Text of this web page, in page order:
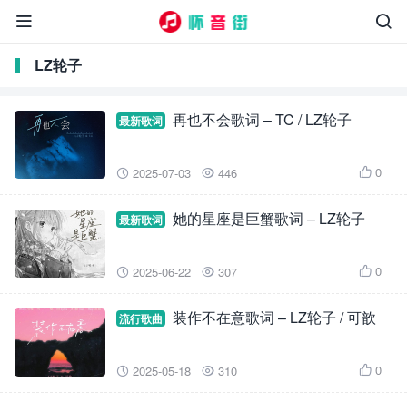


LZ轮子
最新歌词 再也不会歌词 – TC / LZ轮子
 2025-07-03  446  0
最新歌词 她的星座是巨蟹歌词 – LZ轮子
 2025-06-22  307  0
流行歌曲 装作不在意歌词 – LZ轮子 / 可歆
 2025-05-18  310  0